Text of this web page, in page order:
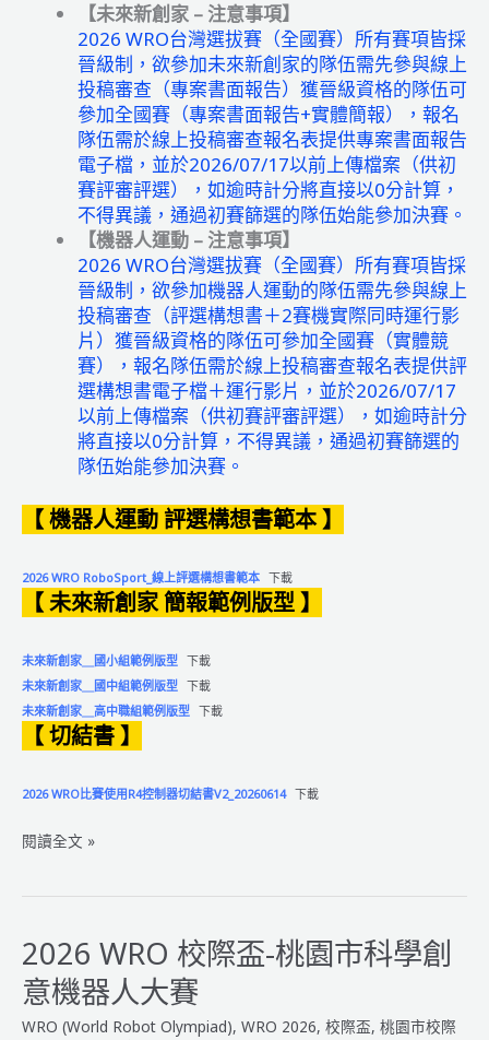
【未來新創家 – 注意事項】
2026 WRO台灣選拔賽（全國賽）所有賽項皆採
晉級制，欲參加未來新創家的隊伍需先參與線上
投稿審查（專案書面報告）獲晉級資格的隊伍可
參加全國賽（專案書面報告+實體簡報），報名
隊伍需於線上投稿審查報名表提供專案書面報告
電子檔，並於2026/07/17以前上傳檔案（供初
賽評審評選），如逾時計分將直接以0分計算，
不得異議，通過初賽篩選的隊伍始能參加決賽。
【機器人運動 – 注意事項】
2026 WRO台灣選拔賽（全國賽）所有賽項皆採
晉級制，欲參加機器人運動的隊伍需先參與線上
投稿審查（評選構想書＋2賽機實際同時運行影
片）獲晉級資格的隊伍可參加全國賽（實體競
賽），報名隊伍需於線上投稿審查報名表提供評
選構想書電子檔＋運行影片，並於2026/07/17
以前上傳檔案（供初賽評審評選），如逾時計分
將直接以0分計算，不得異議，通過初賽篩選的
隊伍始能參加決賽。
【 機器人運動 評選構想書範本 】
2026 WRO RoboSport_線上評選構想書範本 下載
【 未來新創家 簡報範例版型 】
未來新創家＿國小組範例版型 下載
未來新創家＿國中組範例版型 下載
未來新創家＿高中職組範例版型 下載
【 切結書 】
2026 WRO比賽使用R4控制器切結書V2_20260614 下載
2026
奧
林
匹
閱讀全文 »
2026 WRO 校際盃-桃園市科學創
意機器人大賽
WRO (World Robot Olympiad), WRO 2026, 校際盃, 桃園市校際